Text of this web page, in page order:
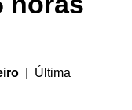
| Última